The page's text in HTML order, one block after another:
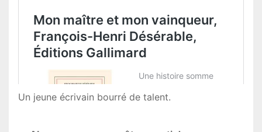
Un jeune écrivain bourré de talent.